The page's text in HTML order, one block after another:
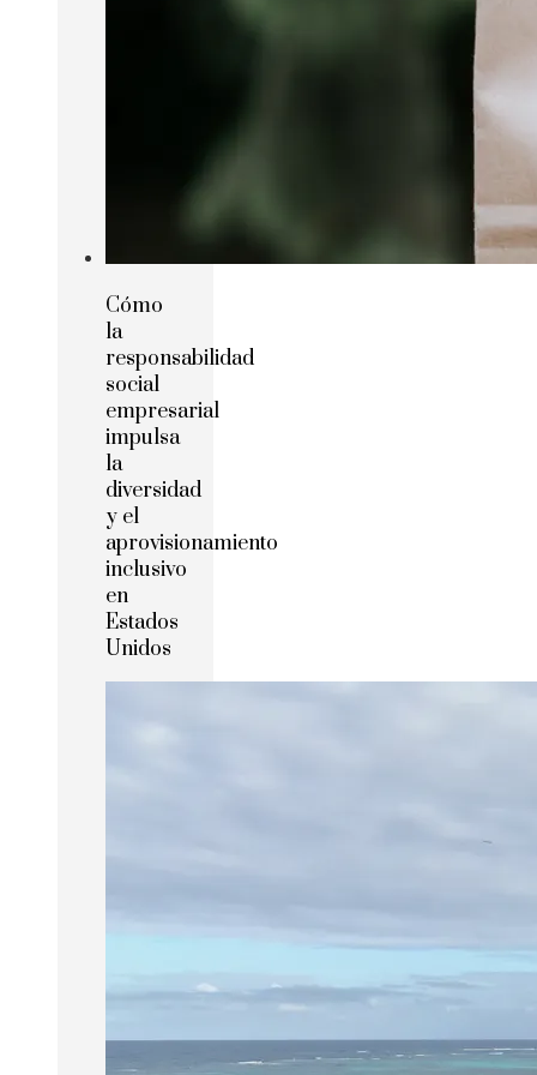
Cómo
la
responsabilidad
social
empresarial
impulsa
la
diversidad
y el
aprovisionamiento
inclusivo
en
Estados
Unidos